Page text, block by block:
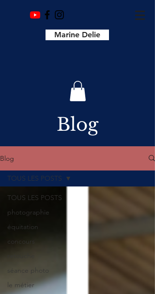
Marine Delie
Blog
Blog
TOUS LES POSTS
photographie
équitation
concours
séance photo
le métier
TOUS LES POSTS